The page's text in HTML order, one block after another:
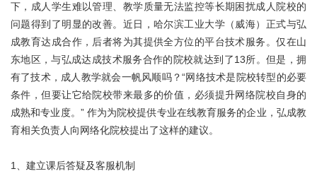
教育产品
课程资源
关于我们
下，成人学生难以管理、教学质量无法监控等长期困扰成人院校的
问题得到了明显的改善。近日，哈尔滨工业大学（威海）正式与弘
成教育达成合作，后者将为其提供全方位的平台技术服务。仅在山
东地区，与弘成达成技术服务合作的院校就达到了13所。但是，拥
有了技术，成人教学就会一帆风顺吗？“网络技术是院校转型的必要
条件，但要让它给院校带来最多的价值，必须提升网络院校自身的
成熟和专业度。” 作为为院校提供专业在线教育服务的企业，弘成教
育相关负责人向网络化院校提出了这样的建议。
1、建立课后答疑及客服机制